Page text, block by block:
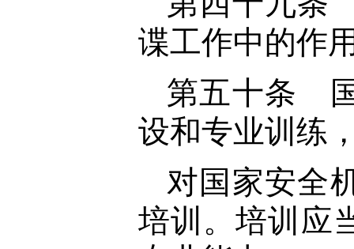
谍工作中的作
第五十条
设和专业训练
对国家安全
培训。培训应